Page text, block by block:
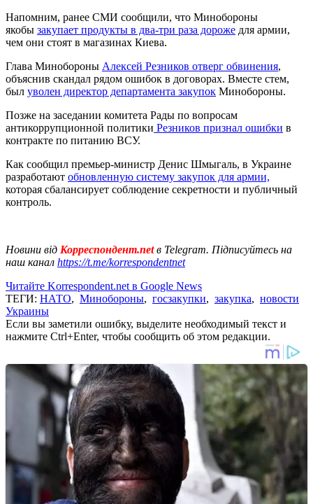
Напомним, ранее СМИ сообщили, что Минобороны
якобы закупает продукты в два-три раза дороже для армии,
чем они стоят в магазинах Киева.
Глава Минобороны Алексей Резников отверг обвинения,
объяснив скандал рядом ошибок в договорах. Вместе стем,
был уволен директор департамента закупок Минобороны.
Позже на заседании комитета Рады по вопросам
антикоррупционной политики Резников признал ошибки в
контракте по питанию ВСУ.
Как сообщил премьер-министр Денис Шмыгаль, в Украине
разработают обновленную систему закупок для армии,
которая сбалансирует соблюдение секретности и публичный
контроль.
Новини від Корреспондент.netв Telegram. Підписуйтесь на
наш канал https://t.me/korrespondentnet
Читайте Korrespondent.net в Google News
ТЕГИ: НАТО, Минобороны, госзакупки, закупка, новости
Украины
Если вы заметили ошибку, выделите необходимый текст и
нажмите Ctrl+Enter, чтобы сообщить об этом редакции.